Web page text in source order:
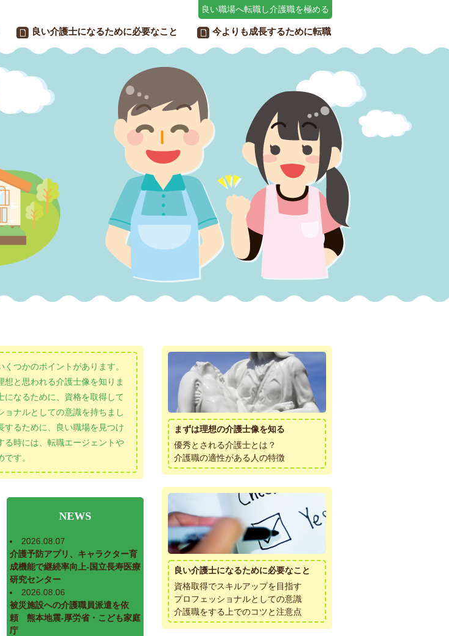
良い職場へ転職し介護職を極める
良い介護士になるために必要なこと 今よりも成長するために転職
つかのポイントがあります。
想と思われる介護士像を知りま
になるために、資格を取得して
ョナルとしての意識を持ちまし
するために、良い職場を見つけ
る時には、転職エージェントや
す。
NEWS
2026.08.07
介護予防アプリ、キャラクター育
成機能で継続率向上-国立長寿医療
研究センター
2026.08.06
被災施設への介護職員派遣を依
頼 熊本地震-厚労省・こども家庭
庁
まずは理想の介護士像を知る
優秀とされる介護士とは？
介護職の適性がある人の特徴
良い介護士になるために必要なこと
資格取得でスキルアップを目指す
プロフェッショナルとしての意識
介護職をする上でのコツと注意点